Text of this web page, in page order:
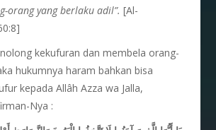
orang yang berlaku adil”. [Al-
kekufuran dan membela orang-
hukumnya haram bahkan bisa
kepada Allâh Azza wa Jalla,
Nya :